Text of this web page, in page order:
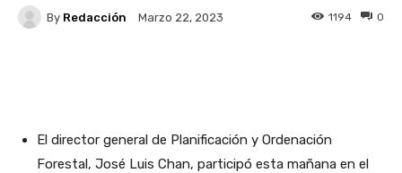
By Redacción Marzo 22, 2023 0
1194
El director general de Planificación y Ordenación
Forestal, José Luis Chan, participó esta mañana en el